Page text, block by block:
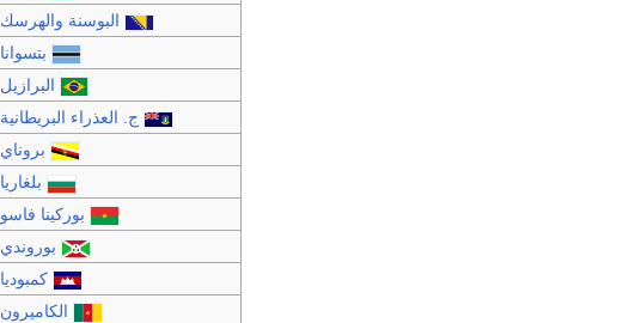
البوسنة والهرسك
بتسوانا
البرازيل
ج. العذراء البريطانية
بروناي
بلغاريا
بوركينا فاسو
بوروندي
كمبوديا
الكاميرون